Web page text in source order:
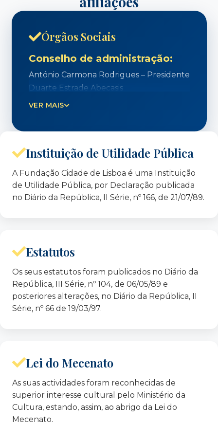
Órgãos Sociais
Conselho de administração:
António Carmona Rodrigues – Presidente
Duarte Estrade Abecasis
Alberto Laplaine Guimarães
Data do Mandato: 2026 a 2029
Conselho de curadores:
Maria IsabelParreira Jonet – Presidente
Carlos Fontão de Carvalho
Eugénio Anacoreta
Correia
Augusto Gomes Correia
Joaquim Horta Capa
António Bagão Félix
Eduardo Marçal Grilo
Alberto Laplaine Guimarães
Vítor José Melícias Lopes
Guilhermed’ Oliveira Martins
VER MAIS
Instituição de Utilidade Pública
A Fundação Cidade de Lisboa é uma Instituição
de Utilidade Pública, por Declaração publicada
no Diário da República, II Série, nº 166, de 21/07/89.
Estatutos
Os seus estatutos foram publicados no Diário da
República, III Série, nº 104, de 06/05/89 e
posteriores alterações, no Diário da República, II
Série, nº 66 de 19/03/97.
Lei do Mecenato
As suas actividades foram reconhecidas de
superior interesse cultural pelo Ministério da
Cultura, estando, assim, ao abrigo da Lei do
Mecenato.